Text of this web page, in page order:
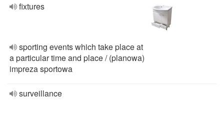
fixtures
sporting events which take place at
a particular time and place / (planowa)
impreza sportowa
surveillance